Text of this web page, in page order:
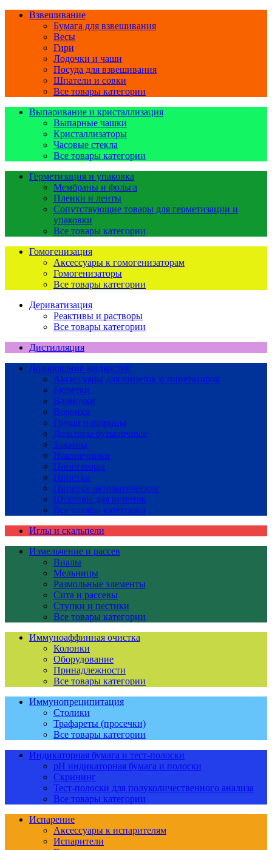
Взвешивание
Бумага для взвешивания
Весы
Гири
Лодочки и чаши
Посуда для взвешивания
Шпатели и совки
Все товары категории
Выпаривание и кристаллизация
Выпарные чашки
Кристаллизаторы
Часовые стекла
Все товары категории
Герметизация и упаковка
Мембраны и фольга
Пленки и ленты
Сопутствующие товары для герметизации и
упаковки
Все товары категории
Гомогенизация
Аксессуары к гомогенизаторам
Гомогенизаторы
Все товары категории
Дериватизация
Реактивы и растворы
Все товары категории
Дистилляция
Дозирование жидкостей
Аксессуары для пипеток и пипетаторов
Бюретки
Ванночки
Воронки
Груши и шприцы
Дозаторы бутылочные
Зажимы
Наконечники
Пипетаторы
Пипетки
Пипетки автоматические
Штативы для пипеток
Все товары категории
Иглы и скальпели
Измельчение и рассев
Виалы
Мельницы
Размольные элементы
Сита и рассевы
Ступки и пестики
Все товары категории
Иммуноаффинная очистка
Колонки
Оборудование
Принадлежности
Все товары категории
Иммунопреципитация
Столики
Трафареты (просечки)
Все товары категории
Индикаторная бумага и тест-полоски
pH индикаторная бумага и полоски
Скрининг
Тест-полоски для полуколичественного анализа
Все товары категории
Испарение
Аксессуары к испарителям
Испарители